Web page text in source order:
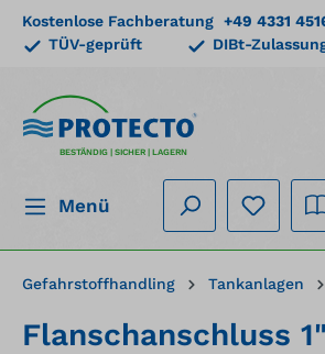
springen
Kostenlose Fachberatung +49 4331
TÜV-geprüft
DIBt-
BESTÄNDIG | SICHER | LAGERN
Menü
Gefahrstoffhandling Tankanlagen
Flanschanschluss